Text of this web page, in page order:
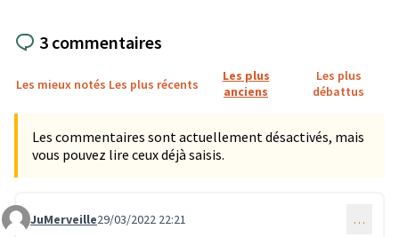
3 commentaires
Les mieux notés Les plus récents
Les plus
anciens
Les plus
débattus
Les commentaires sont actuellement désactivés, mais
vous pouvez lire ceux déjà saisis.
Commentaire 117
JuMerveille29/03/2022 22:21 …